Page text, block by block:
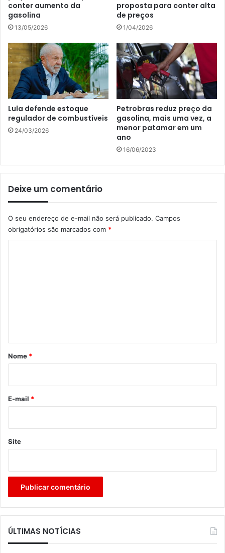
conter aumento da
gasolina
13/05/2026
proposta para conter alta
de preços
1/04/2026
Lula defende estoque
regulador de combustíveis
24/03/2026
Petrobras reduz preço da
gasolina, mais uma vez, a
menor patamar em um
ano
16/06/2023
Deixe um comentário
O seu endereço de e-mail não será publicado. Campos
obrigatórios são marcados com *
r
*
Nome *
E-mail *
Site
ÚLTIMAS NOTÍCIAS